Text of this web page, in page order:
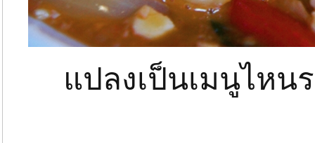
แปลงเป็นเมนูไหน